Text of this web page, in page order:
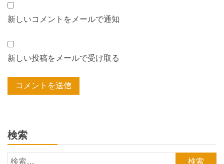
新しいコメントをメールで通知
新しい投稿をメールで受け取る
検索
検